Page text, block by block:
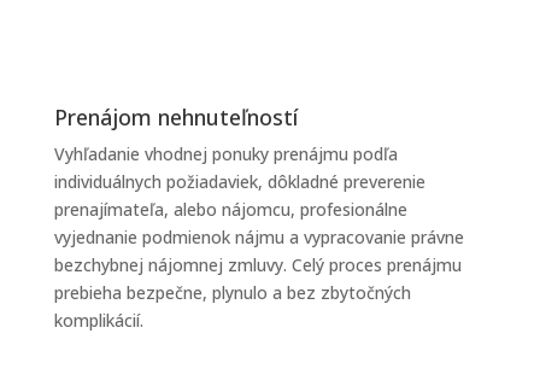
Prenájom nehnuteľností
Vyhľadanie vhodnej ponuky prenájmu podľa
individuálnych požiadaviek, dôkladné preverenie
prenajímateľa, alebo nájomcu, profesionálne
vyjednanie podmienok nájmu a vypracovanie právne
bezchybnej nájomnej zmluvy. Celý proces prenájmu
prebieha bezpečne, plynulo a bez zbytočných
komplikácií.